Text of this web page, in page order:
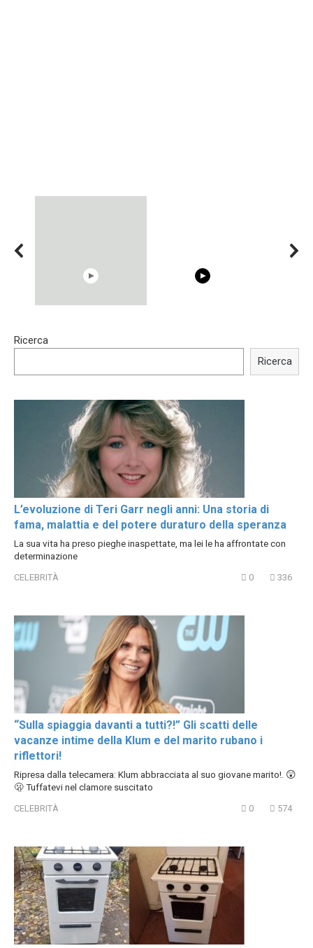
Trying BOLLYWOOD
Shocking illusion - Pretty
Ricerca
Ricerca
L’evoluzione di Teri Garr negli anni: Una storia di
fama, malattia e del potere duraturo della speranza
La sua vita ha preso pieghe inaspettate, ma lei le ha affrontate con
determinazione
CELEBRITÀ 0 336
“Sulla spiaggia davanti a tutti?!” Gli scatti delle
vacanze intime della Klum e del marito rubano i
riflettori!
Ripresa dalla telecamera: Klum abbracciata al suo giovane marito!. 😲
🫢 Tuffatevi nel clamore suscitato
CELEBRITÀ 0 574